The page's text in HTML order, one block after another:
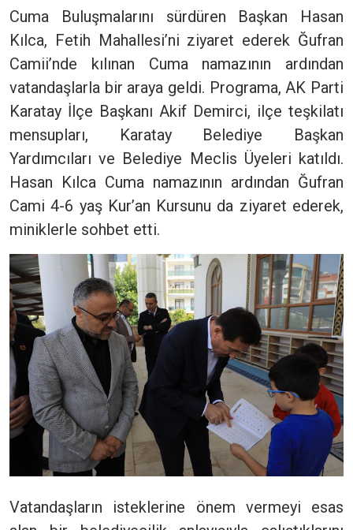
Cuma Buluşmalarını sürdüren Başkan Hasan
Kılca, Fetih Mahallesi’ni ziyaret ederek Ğufran
Camii’nde kılınan Cuma namazının ardından
vatandaşlarla bir araya geldi. Programa, AK Parti
Karatay İlçe Başkanı Akif Demirci, ilçe teşkilatı
mensupları, Karatay Belediye Başkan
Yardımcıları ve Belediye Meclis Üyeleri katıldı.
Hasan Kılca Cuma namazının ardından Ğufran
Cami 4-6 yaş Kur’an Kursunu da ziyaret ederek,
miniklerle sohbet etti.
Vatandaşların isteklerine önem vermeyi esas